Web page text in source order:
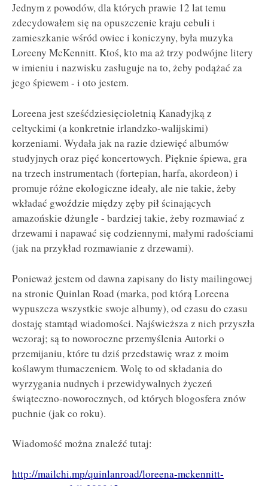
Jednym z powodów, dla których prawie 12 lat temu
zdecydowałem się na opuszczenie kraju cebuli i
zamieszkanie wśród owiec i koniczyny, była muzyka
Loreeny McKennitt. Ktoś, kto ma aż trzy podwójne litery
w imieniu i nazwisku zasługuje na to, żeby podążać za
jego śpiewem - i oto jestem.
Loreena jest sześćdziesięcioletnią Kanadyjką z
celtyckimi (a konkretnie irlandzko-walijskimi)
korzeniami. Wydała jak na razie dziewięć albumów
studyjnych oraz pięć koncertowych. Pięknie śpiewa, gra
na trzech instrumentach (fortepian, harfa, akordeon) i
promuje różne ekologiczne ideały, ale nie takie, żeby
wkładać gwoździe między zęby pił ścinających
amazońskie dżungle - bardziej takie, żeby rozmawiać z
drzewami i napawać się codziennymi, małymi radościami
(jak na przykład rozmawianie z drzewami).
Ponieważ jestem od dawna zapisany do listy mailingowej
na stronie Quinlan Road (marka, pod którą Loreena
wypuszcza wszystkie swoje albumy), od czasu do czasu
dostaję stamtąd wiadomości. Najświeższa z nich przyszła
wczoraj; są to noworoczne przemyślenia Autorki o
przemijaniu, które tu dziś przedstawię wraz z moim
koślawym tłumaczeniem. Wolę to od składania do
wyrzygania nudnych i przewidywalnych życzeń
świąteczno-noworocznych, od których blogosfera znów
puchnie (jak co roku).
Wiadomość można znaleźć tutaj:
http://mailchi.mp/quinlanroad/loreena-mckennitt-